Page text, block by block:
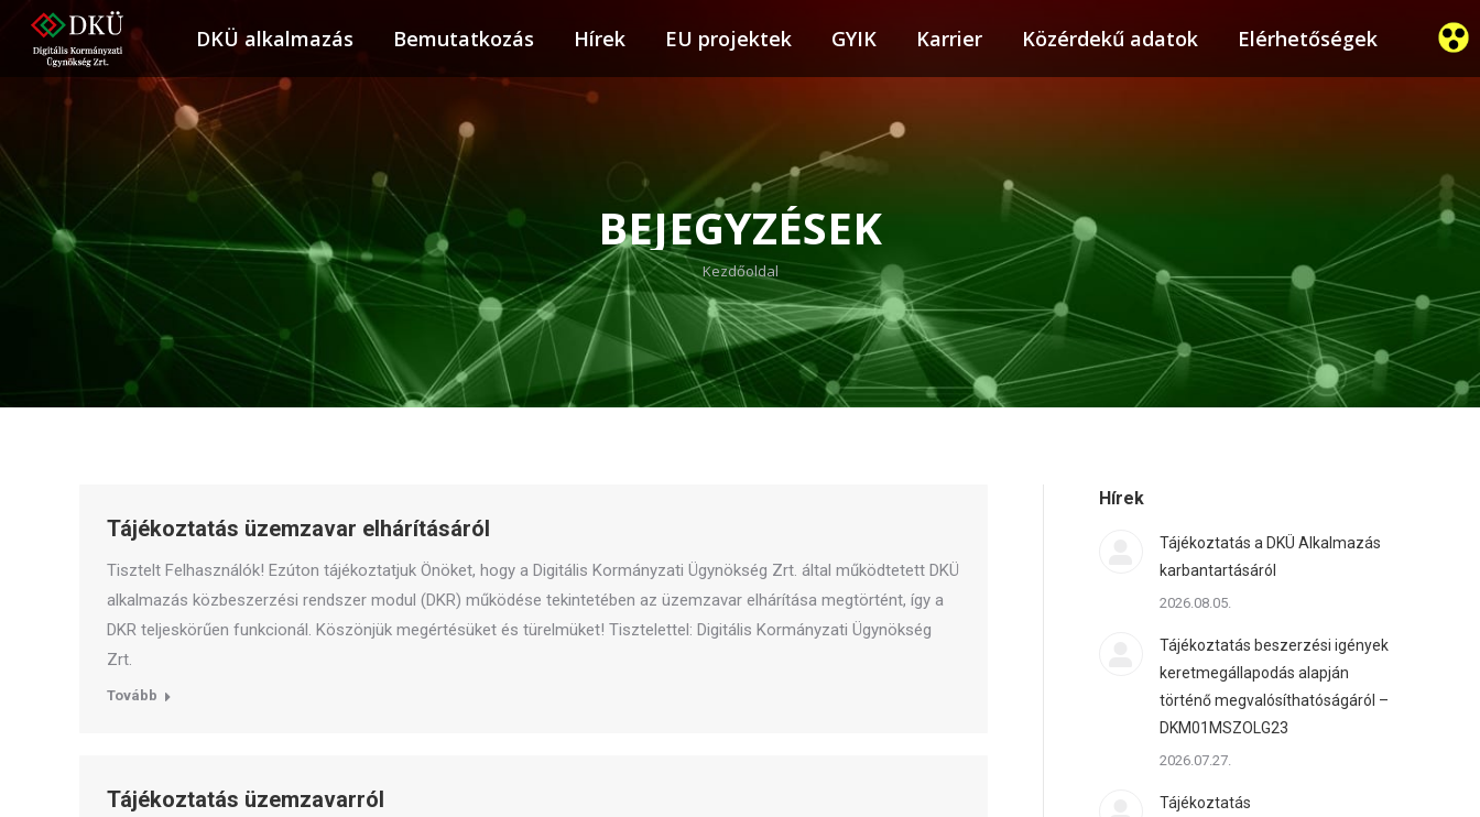
DKÜ alkalmazás Bemutatkozás Hírek EU projektek GYIK Karrier Közérdekű adatok Elérhetőségek
BEJEGYZÉSEK
You are here:
Kezdőoldal
Tájékoztatás üzemzavar elhárításáról
Tisztelt Felhasználók! Ezúton tájékoztatjuk Önöket, hogy a Digitális Kormányzati Ügynökség Zrt. által működtetett DKÜ
alkalmazás közbeszerzési rendszer modul (DKR) működése tekintetében az üzemzavar elhárítása megtörtént, így a
DKR teljeskörűen funkcionál. Köszönjük megértésüket és türelmüket! Tisztelettel: Digitális Kormányzati Ügynökség
Zrt.
Tovább
Tájékoztatás üzemzavarról
Hírek
Tájékoztatás a DKÜ Alkalmazás
karbantartásáról
2026.08.05.
Tájékoztatás beszerzési igények
keretmegállapodás alapján
történő megvalósíthatóságáról –
DKM01MSZOLG23
2026.07.27.
Tájékoztatás
DKÜ alkalmazás Bemutatkozás Hírek EU projektek GYIK Karrier Közérdekű adatok Elérhetőségek